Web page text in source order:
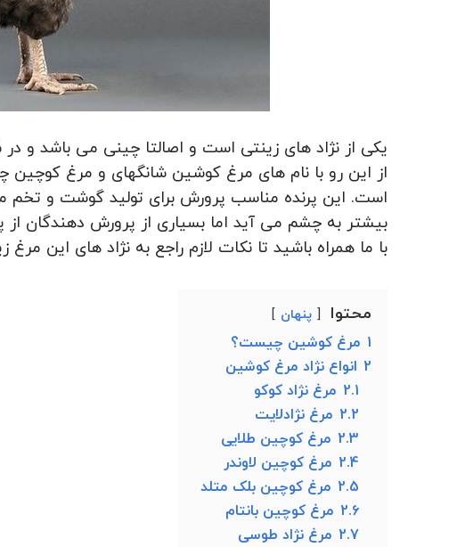
یکی از نژاد های زینتی است و اصالتا چینی می باشد و
از این رو با نام های مرغ کوشین شانگهای و مرغ
است. این پرنده مناسب پرورش برای تولید گوشت و تخم
بیشتر به چشم می آید اما بسیاری از پرورش دهندگان
با ما همراه باشید تا نکات لازم راجع به نژاد های این مرغ
محتوا پنهان
1 مرغ کوشین چیست؟
2 انواع نژاد مرغ کوشین
2.1 مرغ نژاد کوکو
2.2 مرغ نژادلایت
2.3 مرغ کوچین طلایی
2.4 مرغ کوچین لاوندر
2.5 مرغ کوچین بلک متلد
2.6 مرغ کوچین بانتام
2.7 مرغ نژاد طوسی